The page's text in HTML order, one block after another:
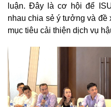
luận. Đây là cơ hội để
nhau chia sẻ ý tưởng và đề
mục tiêu cải thiện dịch vụ